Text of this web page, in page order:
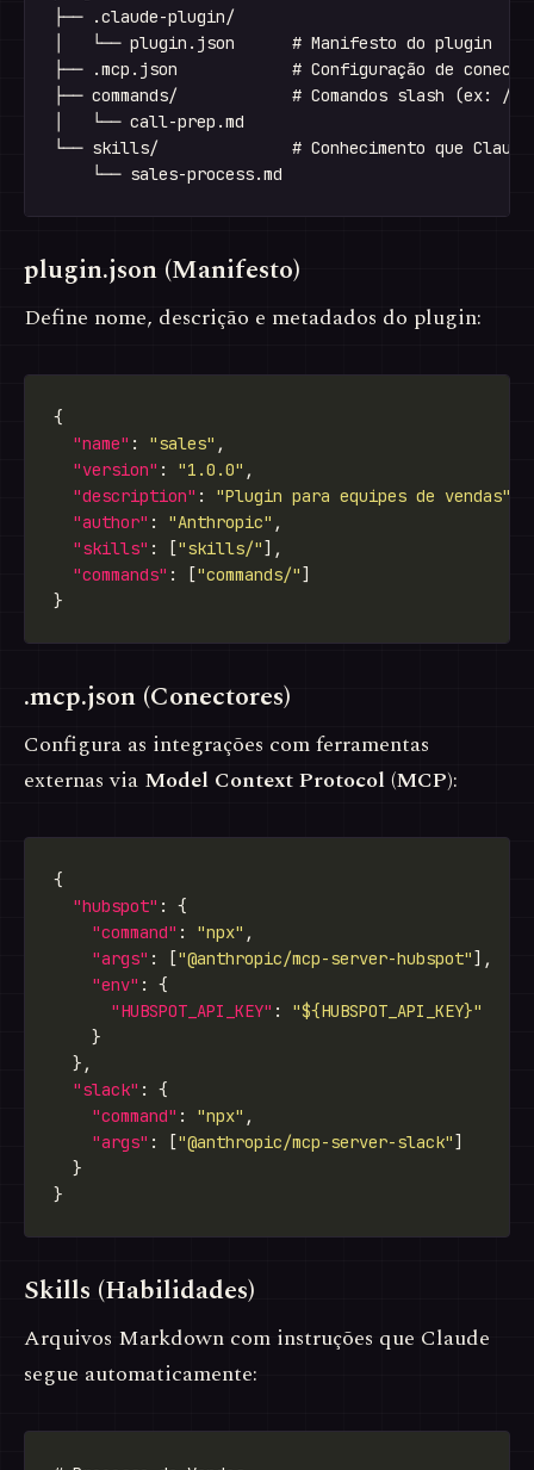
├── .claude-plugin/
│   └── plugin.json      # Manifesto do plugin
├── .mcp.json            # Configuração de
├── commands/            # Comandos slash (ex: /
│   └── call-prep.md
└── skills/              # Conhecimento que Claude
plugin.json (Manifesto)
Define nome, descrição e metadados do plugin:
"name" : "sales"
"version" : "1.0.0"
"description" : "Plugin para equipes de vendas"
"author" : "Anthropic"
"skills" : ["skills/"
"commands" : ["commands/"
.mcp.json (Conectores)
Configura as integrações com ferramentas
externas via Model Context Protocol (MCP):
"hubspot"
"command" : "npx"
"args" : ["@anthropic/mcp-server-hubspot"
"env"
"HUBSPOT_API_KEY" : "${HUBSPOT_API_KEY}"
"slack"
"command" : "npx"
"args" : ["@anthropic/mcp-server-slack"
Skills (Habilidades)
Arquivos Markdown com instruções que Claude
segue automaticamente: